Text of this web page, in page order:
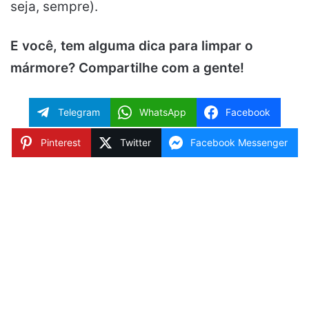
seja, sempre).
E você, tem alguma dica para limpar o
mármore? Compartilhe com a gente!
Telegram WhatsApp Facebook
Pinterest Twitter Facebook Messenger